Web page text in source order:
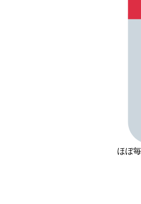
ほぼ